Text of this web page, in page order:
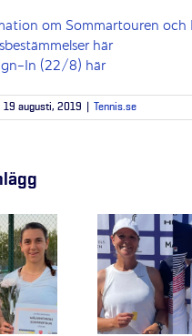
om Sommartouren och
här
In (22/8) här
19 augusti, 2019 Tennis.se